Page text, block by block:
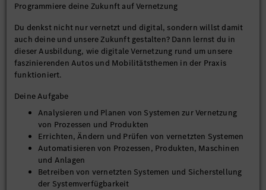
Programmiere deine Zukunft auf Vernetzung
Du denkst nicht nur vernetzt und digital, sondern willst damit
auch deine und unsere Zukunft gestalten? Dann lernst du in
dieser Ausbildung, wie digitale Vernetzung rund um unsere
faszinierenden Autos und Mobilitätsthemen in der Praxis
funktioniert.
Deine Aufgabe
Analysieren und Planen von Systemen zur Vernetzung
von Prozessen und Produkten
Errichten, Ändern und Prüfen von vernetzten Systemen
Automatisieren von Prozessen, Produkten, Maschinen
und Anlagen
Betreiben von vernetzten Systemen und Sicherstellung
der Systemverfügbarkeit